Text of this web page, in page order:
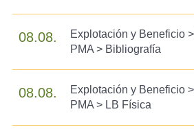
08.08.
Explotación y Beneficio
PMA > Bibliografía
08.08.
Explotación y Beneficio
PMA > LB Física